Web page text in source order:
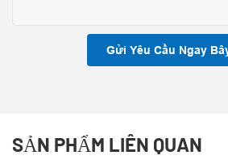
Gửi Yêu Cầu Ngay
SẢN PHẨM LIÊN QUAN